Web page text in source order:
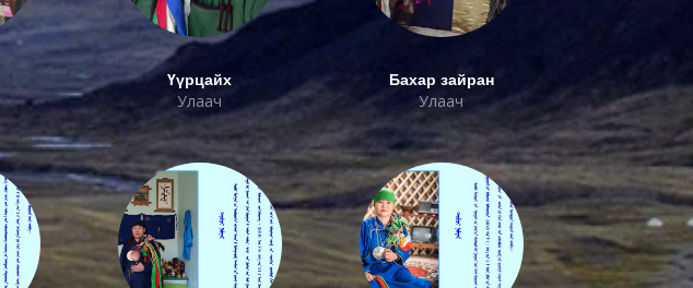
Үүрцайх
Улаач
Бахар зайран
Улаач